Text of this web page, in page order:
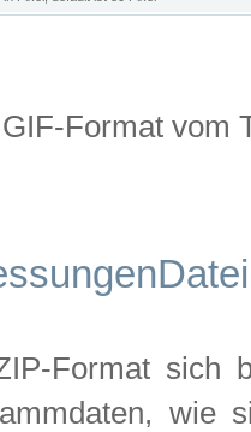
Format vom
Format sich
wie